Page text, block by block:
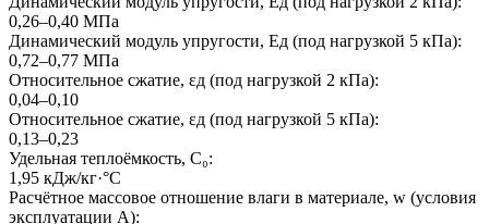
0,26–0,40 МПа
Динамический модуль упругости, Eд (под нагрузкой 5 кПа):
0,72–0,77 МПа
Относительное сжатие, εд (под нагрузкой 2 кПа):
0,04–0,10
Относительное сжатие, εд (под нагрузкой 5 кПа):
0,13–0,23
Удельная теплоёмкость, C₀:
1,95 кДж/кг·°C
Расчётное массовое отношение влаги в материале, w (условия
эксплуатации A):